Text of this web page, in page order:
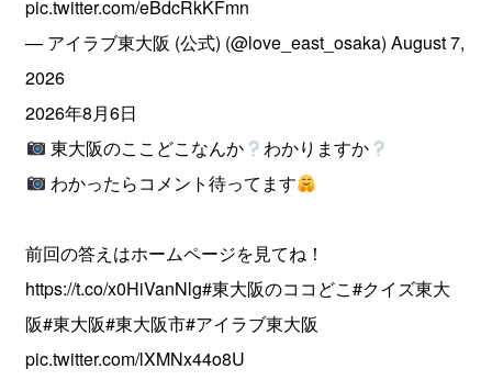
pic.twitter.com/eBdcRkKFmn
— アイラブ東大阪 (公式) (@love_east_osaka)August 7,
2026
2026年8月6日
東大阪のここどこなんか
わかりますか
わかったらコメント待ってます
前回の答えはホームページを見てね！
https://t.co/x0HiVanNlg#東大阪のココどこ#クイズ東大
阪#東大阪#東大阪市#アイラブ東大阪
pic.twitter.com/lXMNx44o8U